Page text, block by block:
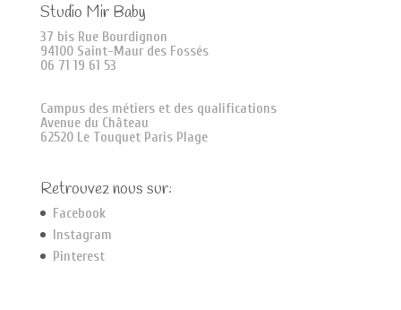
Studio Mir Baby
37 bis Rue Bourdignon
94100 Saint-Maur des Fossés
06 71 19 61 53
Campus des métiers et des qualifications
Avenue du Château
62520 Le Touquet Paris Plage
Retrouvez nous sur:
Facebook
Instagram
Pinterest